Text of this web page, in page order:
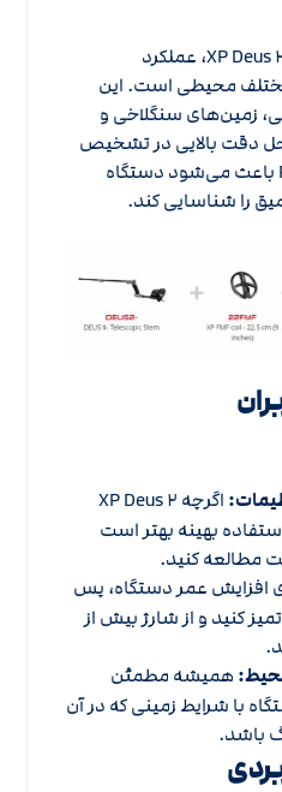
یکی از نقاط قوت برجسته XP Deus ۲، عملکرد
محیطی است. این
زمین‌های سنگلاخی و
دقت بالایی در تشخیص
فلزات دارد. تکنولوژی FMF باعث می‌شود دستگاه
را شناسایی کند.
اگرچه XP Deus ۲
بهینه بهتر است
مطالعه کنید.
افزایش عمر دستگاه، پس
کنید و از شارژ بیش از
همیشه مطمئن
با شرایط زمینی که در آن
باشد.